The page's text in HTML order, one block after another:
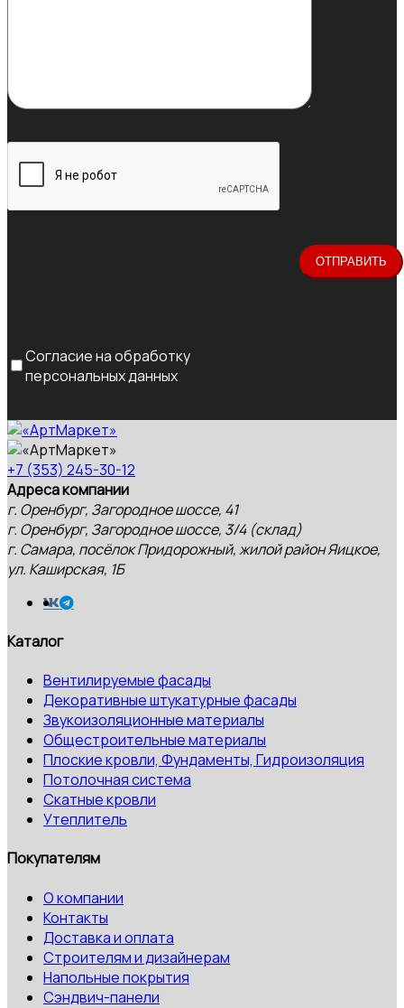
Согласие на обработку
персональных данных
+7 (353) 245-30-12
Адреса компании
г. Оренбург, Загородное шоссе, 41
г. Оренбург, Загородное шоссе, 3/4 (склад)
г. Самара, посёлок Придорожный, жилой район Яицкое,
ул. Каширская, 1Б
Каталог
Вентилируемые фасады
Декоративные штукатурные фасады
Звукоизоляционные материалы
Общестроительные материалы
Плоские кровли, Фундаменты, Гидроизоляция
Потолочная система
Скатные кровли
Утеплитель
Покупателям
О компании
Контакты
Доставка и оплата
Строителям и дизайнерам
Напольные покрытия
Сэндвич-панели